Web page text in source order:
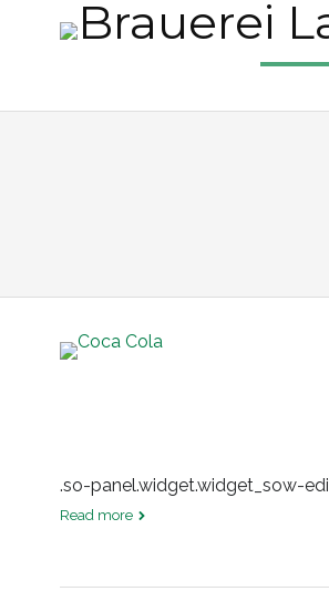
.so-panel.widget.widget_sow-
Read more